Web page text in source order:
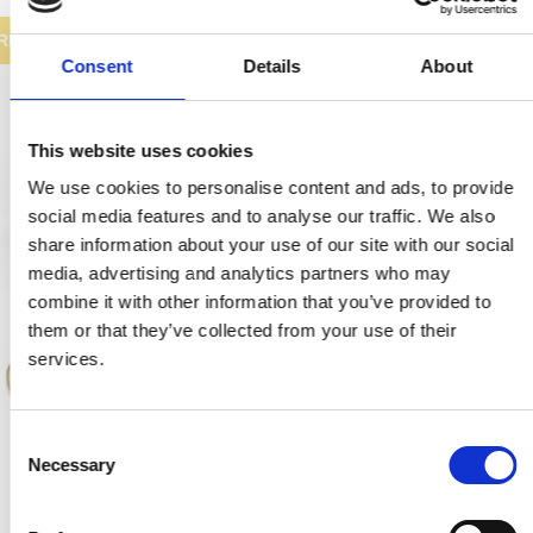
Consent Details About
This website uses cookies
We use cookies to personalise content and ads, to provide
social media features and to analyse our traffic. We also
share information about your use of our site with our social
media, advertising and analytics partners who may
combine it with other information that you’ve provided to
them or that they’ve collected from your use of their
services.
Necessary